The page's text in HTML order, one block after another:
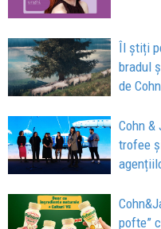
Îl știți
bradul
de
Cohn
trofee
pofte”